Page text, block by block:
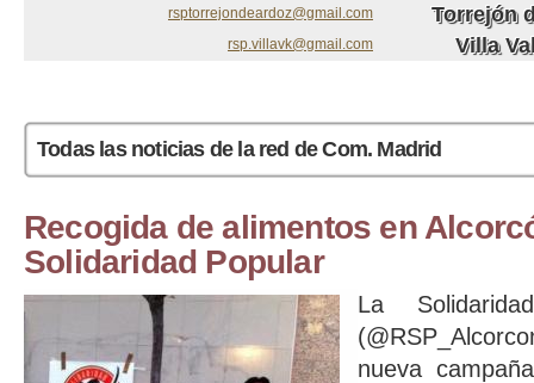
rsptorrejondeardoz@gmail.com Torrejón
rsp.villavk@gmail.com Villa
Todas las noticias de la red de Com. Madrid
Recogida de alimentos en
Solidaridad Popular
La
nueva
Páginas